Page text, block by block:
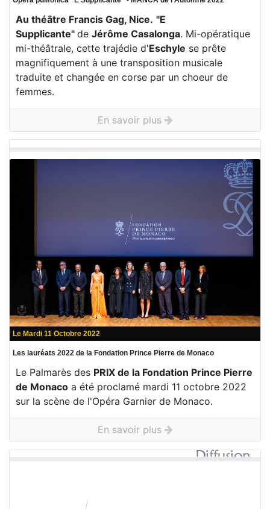
Au théâtre Francis Gag, Nice. "E
Supplicante" de Jérôme Casalonga. Mi-opératique
mi-théâtrale, cette trajédie d'Eschyle se prête
magnifiquement à une transposition musicale
traduite et changée en corse par un choeur de
femmes.
En savoir plus
Le Mardi 11 Octobre 2022
Les lauréats 2022 de la Fondation Prince Pierre de Monaco
Le Palmarès des PRIX de la Fondation Prince Pierre
de Monaco a été proclamé mardi 11 octobre 2022
sur la scène de l'Opéra Garnier de Monaco.
En savoir plus